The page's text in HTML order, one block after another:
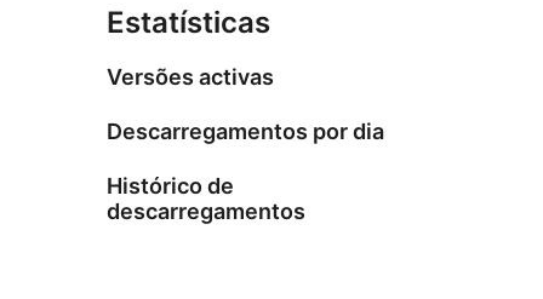
Estatísticas
Versões activas
Descarregamentos por dia
Histórico de
descarregamentos